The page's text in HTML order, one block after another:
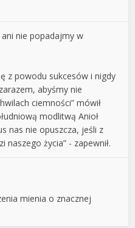
ani nie popadajmy w
z powodu sukcesów i nigdy
abyśmy nie
ciemności” mówił
modlitwą Anioł
nas nie opuszcza, jeśli z
naszego życia” - zapewnił.
mienia o znacznej